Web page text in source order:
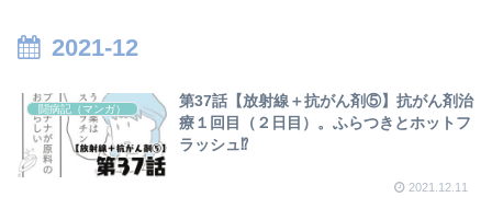
2021-12
闘病記（マンガ）
第37話【放射線＋抗がん剤⑤】抗がん剤治
療１回目（２日目）。ふらつきとホットフ
ラッシュ⁉
2021.12.11